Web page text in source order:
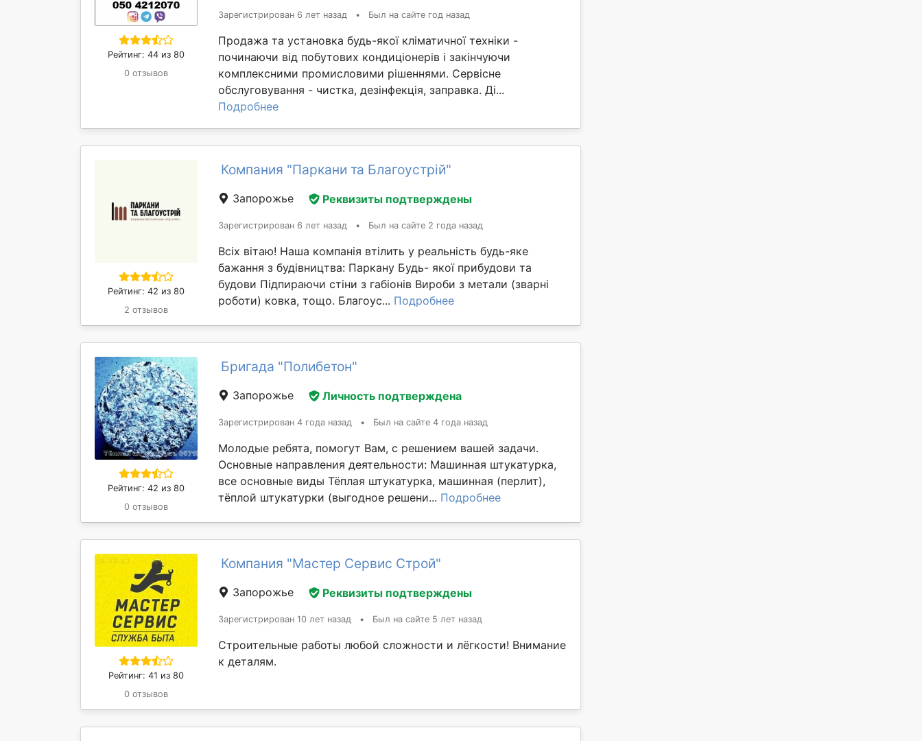
Рейтинг: 44 из 80
0 отзывов
Зарегистрирован 6 лет назад • Был на сайте год назад
Продажа та установка будь-якої кліматичної техніки -
починаючи від побутових кондиціонерів і закінчуючи
комплексними промисловими рішеннями. Сервісне
обслуговування - чистка, дезінфекція, заправка. Ді...
Подробнее
Рейтинг: 42 из 80
2 отзывов
Компания "Паркани та Благоустрій"
Запорожье Реквизиты подтверждены
Зарегистрирован 6 лет назад • Был на сайте 2 года назад
Всіх вітаю! Наша компанія втілить у реальність будь-яке
бажання з будівництва: Паркану Будь- якої прибудови та
будови Підпираючи стіни з габіонів Вироби з метали (зварні
роботи) ковка, тощо. Благоус... Подробнее
Рейтинг: 42 из 80
0 отзывов
Бригада "Полибетон"
Запорожье Личность подтверждена
Зарегистрирован 4 года назад • Был на сайте 4 года назад
Молодые ребята, помогут Вам, с решением вашей задачи.
Основные направления деятельности: Машинная штукатурка,
все основные виды Тёплая штукатурка, машинная (перлит),
тёплой штукатурки (выгодное решени... Подробнее
Рейтинг: 41 из 80
0 отзывов
Компания "Мастер Сервис Строй"
Запорожье Реквизиты подтверждены
Зарегистрирован 10 лет назад • Был на сайте 5 лет назад
Строительные работы любой сложности и лёгкости! Внимание
к деталям.